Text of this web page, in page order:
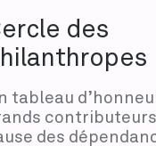
des
tableau
des